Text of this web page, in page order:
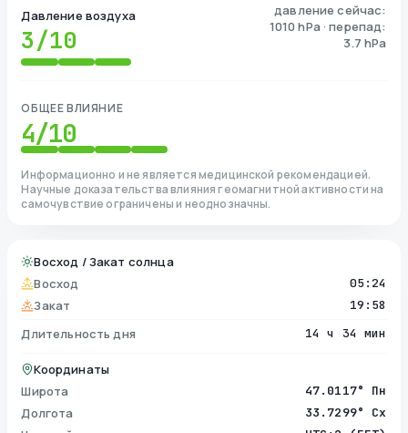
Давление воздуха
3/10
давление сейчас:
1010 hPa · перепад:
3.7 hPa
ОБЩЕЕ ВЛИЯНИЕ
4/10
Информационно и не является медицинской рекомендацией.
Научные доказательства влияния геомагнитной активности на
самочувствие ограничены и неоднозначны.
Восход / Закат солнца
Восход
05:24
Закат 19:58
Длительность дня 14 ч 34 мин
Координаты
Широта
47.0117° Пн
Долгота 33.7299° Сх